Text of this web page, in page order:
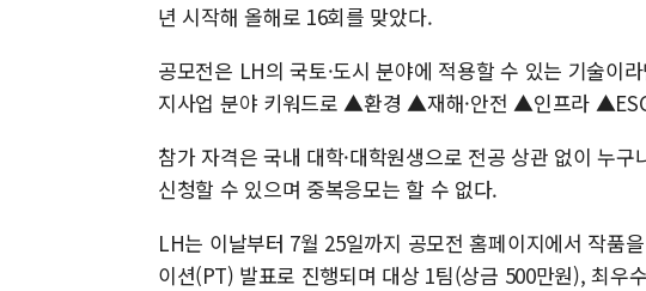
년 시작해 올해로 16회를 맞았다.
공모전은 LH의 국토·도시 분야에 적용할 수 있는 기술이
지사업 분야 키워드로 ▲환경 ▲재해·안전 ▲인프라
참가 자격은 국내 대학·대학원생으로 전공 상관 없이 누
신청할 수 있으며 중복응모는 할 수 없다.
LH는 이날부터 7월 25일까지 공모전 홈페이지에서 작품
이션(PT) 발표로 진행되며 대상 1팀(상금 500만원), 최우